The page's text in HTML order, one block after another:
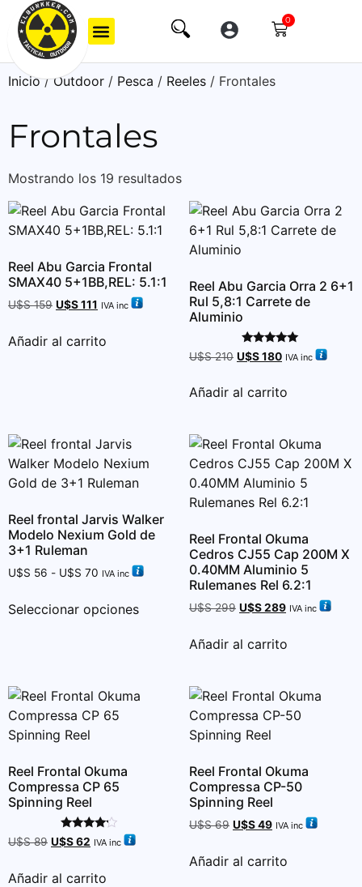
0
Inicio/Outdoor / Pesca / Reeles / Frontales
Frontales
Mostrando los 19 resultados
Reel Abu Garcia Frontal
SMAX40 5+1BB,REL: 5.1:1
U$S159 U$S111 IVA inc
Añadir al carrito
Reel Abu Garcia Orra 2 6+1
Rul 5,8:1 Carrete de
Aluminio
Valorado
con
U$S210 U$S180 IVA inc
Añadir al carrito
Reel frontal Jarvis Walker
Modelo Nexium Gold de
3+1 Ruleman
U$S 56 - U$S 70 IVA inc
Seleccionar opciones
Reel Frontal Okuma
Cedros CJ55 Cap 200M X
0.40MM Aluminio 5
Rulemanes Rel 6.2:1
U$S299 U$S289 IVA inc
Añadir al carrito
Reel Frontal Okuma
Compressa CP 65
Spinning Reel
Valorado
con
U$S89 U$S62 IVA inc
Añadir al carrito
Reel Frontal Okuma
Compressa CP-50
Spinning Reel
U$S69 U$S49 IVA inc
Añadir al carrito